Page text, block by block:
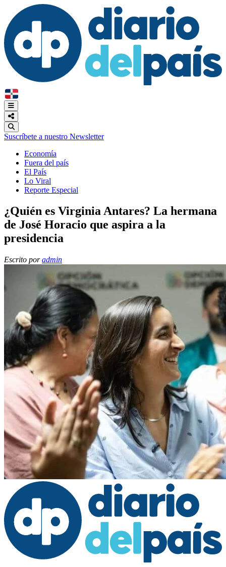
Suscríbete a nuestro Newsletter
Economía
Fuera del país
El País
Lo Viral
Reporte Especial
¿Quién es Virginia Antares? La hermana
de José Horacio que aspira a la
presidencia
Escrito poradmin